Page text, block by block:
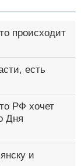
происходит
есть
РФ хочет
Дня
и